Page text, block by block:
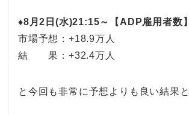
♦8月2日(水)21:15～【ADP雇用者数】
市場予想：+18.9万人
結 果：+32.4万人
と今回も非常に予想よりも良い結果